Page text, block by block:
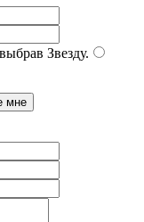
Звезду.